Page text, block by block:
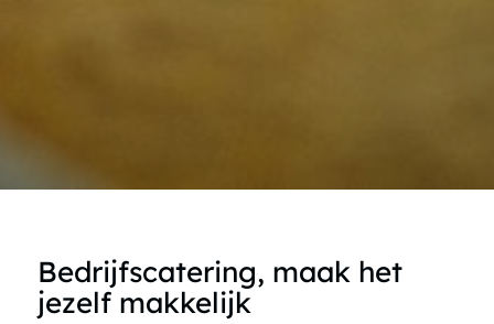
Bedrijfscatering, maak het
jezelf makkelijk